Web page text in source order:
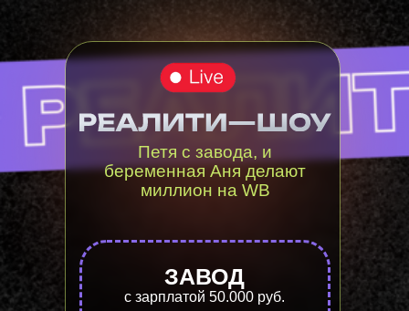
ЗАВОД
с зарплатой 50.000 руб.
Петя с завода, и
беременная Аня делают
миллион на WB